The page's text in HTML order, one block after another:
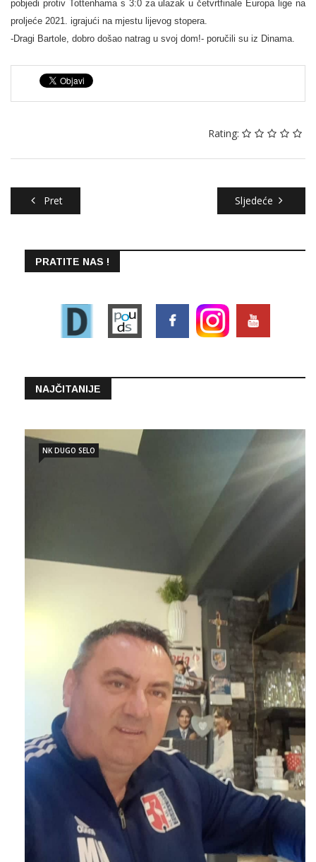
pobjedi protiv Tottenhama s 3:0 za ulazak u četvrtfinale Europa lige na
proljeće 2021. igrajući na mjestu lijevog stopera.
-Dragi Bartole, dobro došao natrag u svoj dom!- poručili su iz Dinama.
Rating:
Pret Sljedeće
PRATITE NAS !
NAJČITANIJE
NK DUGO SELO